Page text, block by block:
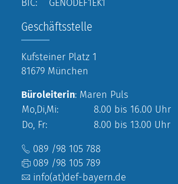
BIC: GENODEF1EK1
Geschäftsstelle
Kufsteiner Platz 1
81679 München
Büroleiterin: Maren Puls
Mo,Di,Mi:
8.00 bis 16.00 Uhr
Do, Fr:
8.00 bis 13.00 Uhr
089 /98 105 788
089 /98 105 789
info(at)def-bayern.de